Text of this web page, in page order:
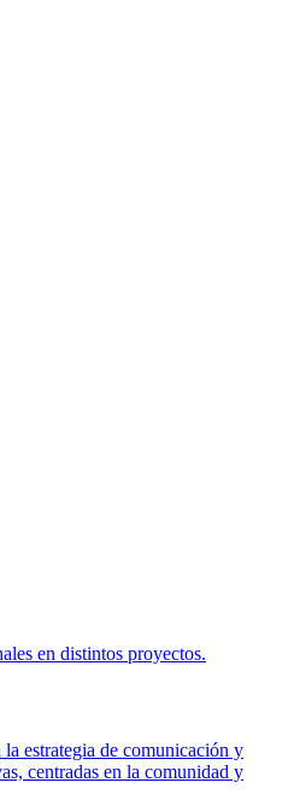
en distintos proyectos.
estrategia de comunicación y
centradas en la comunidad y